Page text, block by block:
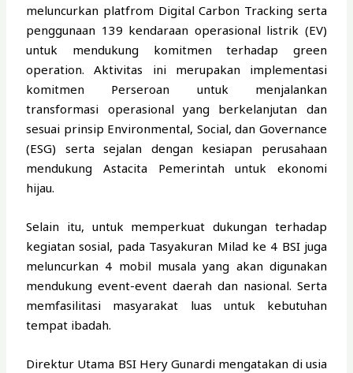
meluncurkan platfrom Digital Carbon Tracking serta
penggunaan 139 kendaraan operasional listrik (EV)
untuk mendukung komitmen terhadap green
operation. Aktivitas ini merupakan implementasi
komitmen Perseroan untuk menjalankan
transformasi operasional yang berkelanjutan dan
sesuai prinsip Environmental, Social, dan Governance
(ESG) serta sejalan dengan kesiapan perusahaan
mendukung Astacita Pemerintah untuk ekonomi
hijau.
Selain itu, untuk memperkuat dukungan terhadap
kegiatan sosial, pada Tasyakuran Milad ke 4 BSI juga
meluncurkan 4 mobil musala yang akan digunakan
mendukung event-event daerah dan nasional. Serta
memfasilitasi masyarakat luas untuk kebutuhan
tempat ibadah.
Direktur Utama BSI Hery Gunardi mengatakan di usia